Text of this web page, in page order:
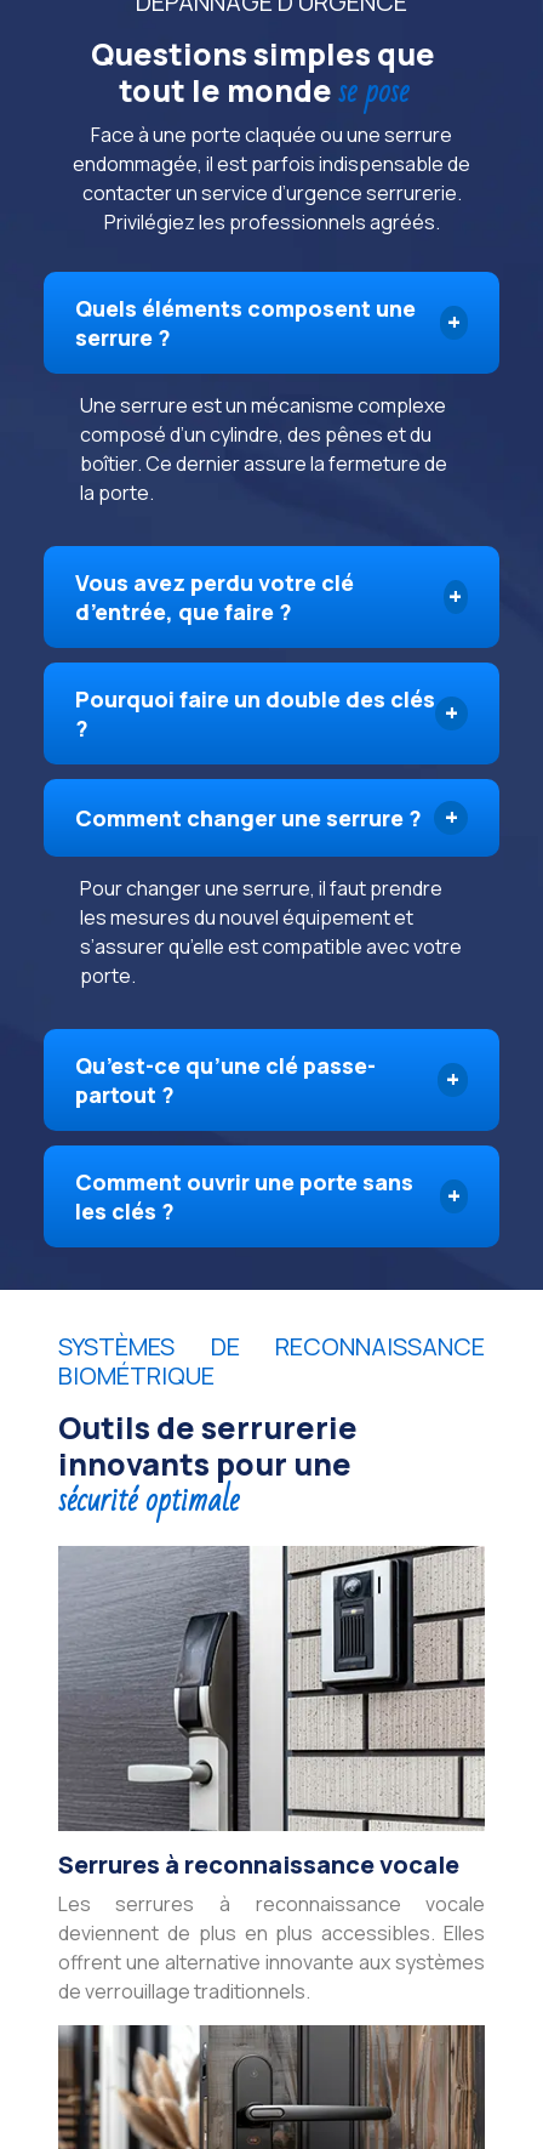
Questions simples que
tout le mondese pose
Face à une porte claquée ou une serrure
endommagée, il est parfois indispensable de
contacter un service d’urgence serrurerie.
Privilégiez les professionnels agréés.
Quels éléments composent une
serrure ?
Une serrure est un mécanisme complexe
composé d’un cylindre, des pênes et du
boîtier. Ce dernier assure la fermeture de
la porte.
Vous avez perdu votre clé
d’entrée, que faire ?
Pourquoi faire un double des clés
?
Comment changer une serrure ?
Pour changer une serrure, il faut prendre
les mesures du nouvel équipement et
s’assurer qu’elle est compatible avec votre
porte.
Qu’est-ce qu’une clé passe-
partout ?
Comment ouvrir une porte sans
les clés ?
SYSTÈMES DE RECONNAISSANCE
BIOMÉTRIQUE
Outils de serrurerie
innovants pour une
sécurité optimale
Serrures à reconnaissance vocale
Les serrures à reconnaissance vocale
deviennent de plus en plus accessibles. Elles
offrent une alternative innovante aux systèmes
de verrouillage traditionnels.